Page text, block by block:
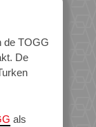
de TOGG
De
als